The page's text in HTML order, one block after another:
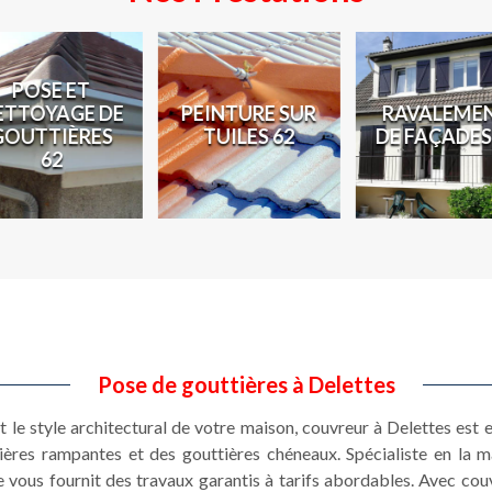
POSE ET
DE
62
PEINTURE SUR
TUILES 62
DE
Pose de gouttières à Delettes
style architectural de votre maison, couvreur à Delettes est
rampantes et des gouttières chéneaux. Spécialiste en la
fournit des travaux garantis à tarifs abordables. Avec